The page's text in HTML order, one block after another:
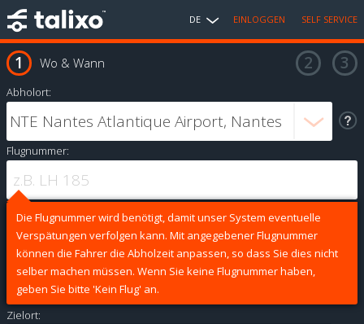
DE EINLOGGEN SELF SERVICE
Wo & Wann
Abholort:
Flugnummer:
Die Flugnummer wird benötigt, damit unser System eventuelle
Verspätungen verfolgen kann. Mit angegebener Flugnummer
können die Fahrer die Abholzeit anpassen, so dass Sie dies nicht
selber machen müssen. Wenn Sie keine Flugnummer haben,
geben Sie bitte 'Kein Flug' an.
Zielort: